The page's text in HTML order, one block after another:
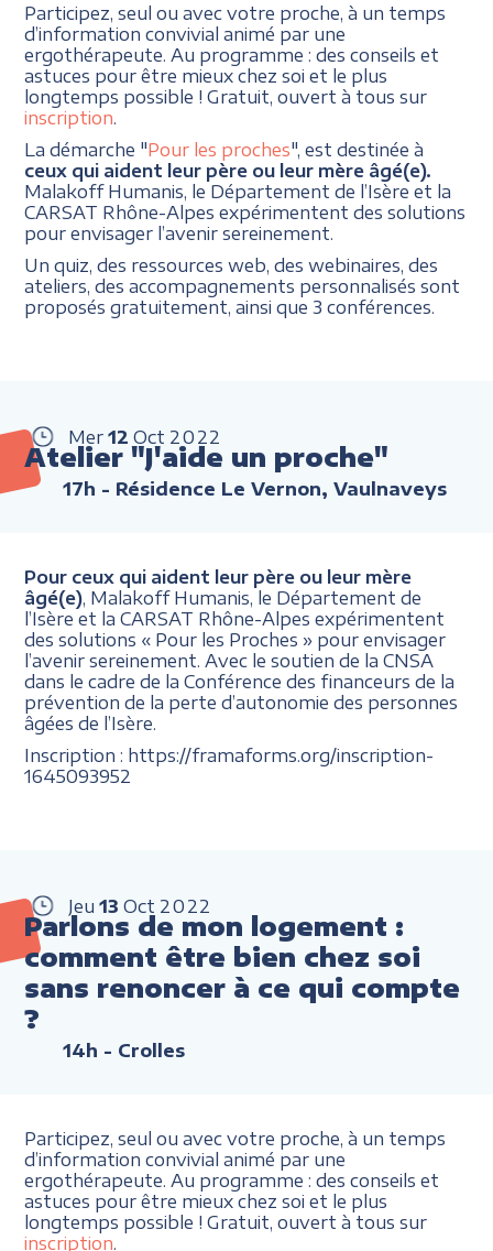
Participez, seul ou avec votre proche, à un temps
d’information convivial animé par une
ergothérapeute. Au programme : des conseils et
astuces pour être mieux chez soi et le plus
longtemps possible ! Gratuit, ouvert à tous sur
inscription
La démarche "Pour les proches", est destinée à
ceux qui aident leur père ou leur mère âgé(e).
Malakoff Humanis, le Département de l’Isère et la
CARSAT Rhône-Alpes expérimentent des solutions
pour envisager l’avenir sereinement.
Un quiz, des ressources web, des webinaires, des
ateliers, des accompagnements personnalisés sont
proposés gratuitement, ainsi que 3 conférences.
Mer 12 Oct 2022
Atelier "J'aide un proche"
17h - Résidence Le Vernon, Vaulnaveys
Pour ceux qui aident leur père ou leur mère
âgé(e) , Malakoff Humanis, le Département de
l’Isère et la CARSAT Rhône-Alpes expérimentent
des solutions « Pour les Proches » pour envisager
l’avenir sereinement. Avec le soutien de la CNSA
dans le cadre de la Conférence des financeurs de la
prévention de la perte d’autonomie des personnes
âgées de l’Isère.
Inscription : https://framaforms.org/inscription-
1645093952
Jeu 13 Oct 2022
Parlons de mon logement :
comment être bien chez soi
sans renoncer à ce qui compte
?
14h - Crolles
Participez, seul ou avec votre proche, à un temps
d’information convivial animé par une
ergothérapeute. Au programme : des conseils et
astuces pour être mieux chez soi et le plus
longtemps possible ! Gratuit, ouvert à tous sur
inscription